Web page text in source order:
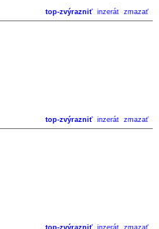
top-zvýrazniť inzerát zmazať
top-zvýrazniť inzerát zmazať
top-zvýrazniť inzerát zmazať